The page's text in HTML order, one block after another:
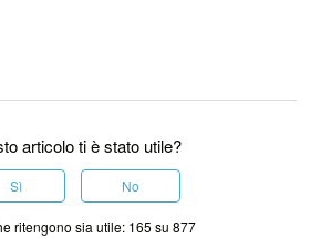
articolo ti è stato utile?
Sì No
ritengono sia utile: 165 su 877